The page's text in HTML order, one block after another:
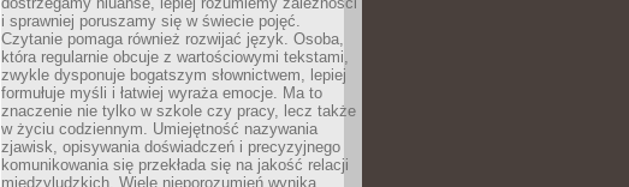
i sprawniej poruszamy się w świecie pojęć.
Czytanie pomaga również rozwijać język. Osoba,
która regularnie obcuje z wartościowymi tekstami,
zwykle dysponuje bogatszym słownictwem, lepiej
formułuje myśli i łatwiej wyraża emocje. Ma to
znaczenie nie tylko w szkole czy pracy, lecz także
w życiu codziennym. Umiejętność nazywania
zjawisk, opisywania doświadczeń i precyzyjnego
komunikowania się przekłada się na jakość relacji
międzyludzkich. Wiele nieporozumień wynika